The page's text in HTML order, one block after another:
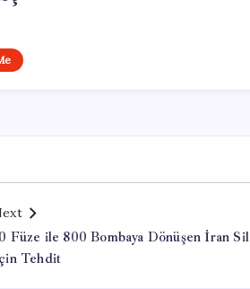
Füze ile 800 Bombaya Dönüşen İran
Tehdit